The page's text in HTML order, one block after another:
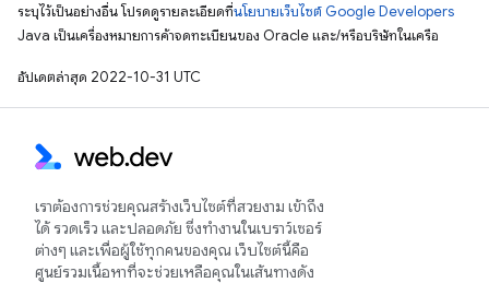
ระบุไว้เป็นอย่างอื่น โปรดดูรายละเอียดที่นโยบายเว็บไซต์ Google Developers
Java เป็นเครื่องหมายการค้าจดทะเบียนของ Oracle และ/หรือบริษัทในเครือ
อัปเดตล่าสุด 2022-10-31 UTC
เราต้องการช่วยคุณสร้างเว็บไซต์ที่สวยงาม เข้าถึง
ได้ รวดเร็ว และปลอดภัย ซึ่งทำงานในเบราว์เซอร์
ต่างๆ และเพื่อผู้ใช้ทุกคนของคุณ เว็บไซต์นี้คือ
ศูนย์รวมเนื้อหาที่จะช่วยเหลือคุณในเส้นทางดัง